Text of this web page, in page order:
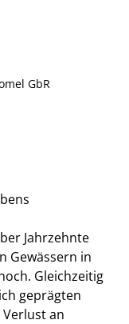
GbR
Jahrzehnte
Gewässern in
Gleichzeitig
geprägten
an